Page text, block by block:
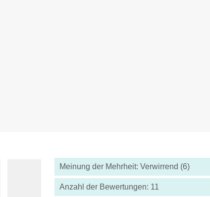
Meinung der Mehrheit: Verwirrend (6)
Anzahl der Bewertungen: 11